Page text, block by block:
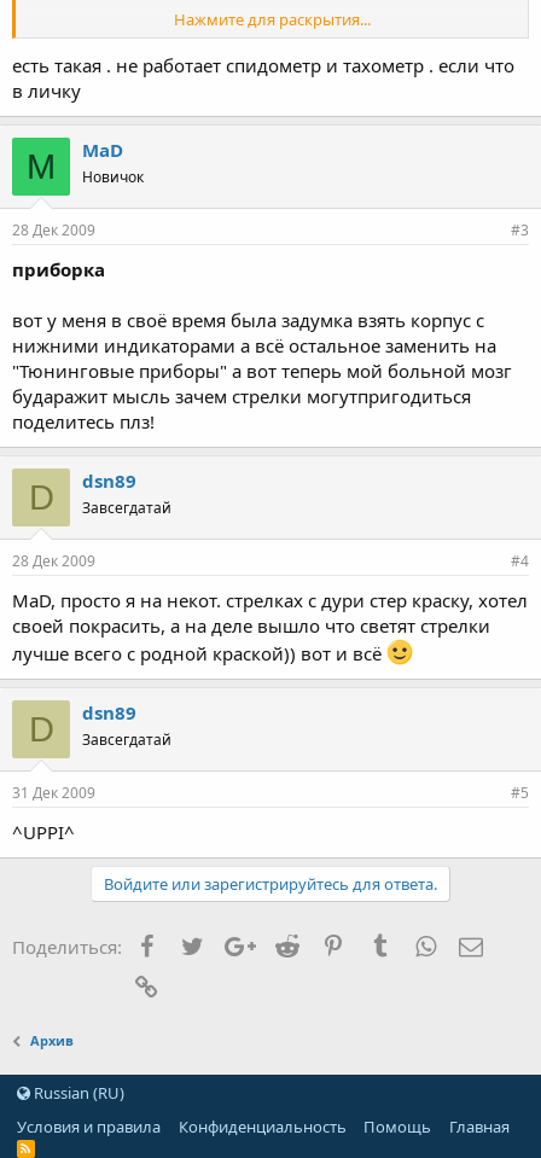
приборка, а именно Автоприбор АП СТАРОГО ОБРАЗЦА ( с
одним узким окошечком) как на фото в любом состоянии, т.к.
нужна на запчасти (
) (точнее с нее нужны также стрелки,
дисплей и нижняя вставка с индикациями (
Нажмите для раскрытия...
есть такая . не работает спидометр и тахометр . если что
в личку
M MaD
Новичок
28 Дек 2009 #3
приборка
вот у меня в своё время была задумка взять корпус с
нижними индикаторами а всё остальное заменить на
"Тюнинговые приборы" а вот теперь мой больной мозг
бударажит мысль зачем стрелки могутпригодиться
поделитесь плз!
D dsn89
Завсегдатай
28 Дек 2009 #4
MaD, просто я на некот. стрелках с дури стер краску, хотел
своей покрасить, а на деле вышло что светят стрелки
лучше всего с родной краской)) вот и всё
D dsn89
Завсегдатай
31 Дек 2009 #5
^UPPI^
Войдите или зарегистрируйтесь для ответа.
Поделиться: FacebookTwitterGoogle+
Reddit PinterestTumblrWhatsApp
Архив
Russian (RU)
Условия и правила
Конфиденциальность Помощь Главная